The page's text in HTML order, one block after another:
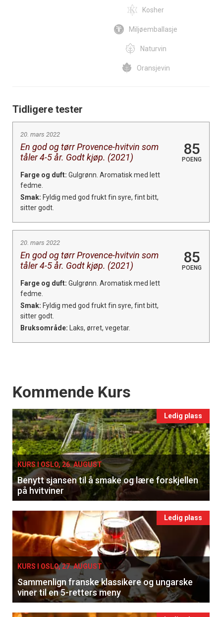
Kosher
Miljøemballasje
Naturvin
Oransjevin
Tidligere tester
20. mars 2022
En god og tørr Provence-hvitvin som
tåler 4-5 år. Godt kjøp. (2021)
85
POENG
Farge og duft: Gulgrønn. Aromatisk med lett
fedme.
Smak: Fyldig med god frukt fin syre, fint bitt,
sitter godt.
20. mars 2022
En god og tørr Provence-hvitvin som
tåler 4-5 år. Godt kjøp. (2021)
85
POENG
Farge og duft: Gulgrønn. Aromatisk med lett
fedme.
Smak: Fyldig med god frukt fin syre, fint bitt,
sitter godt.
Bruksområde: Laks, ørret, vegetar.
Events
Kommende Kurs
Ledig plass
KURS I OSLO, 26. AUGUST
Benytt sjansen til å smake og lære forskjellen
på hvitviner
Ledig plass
KURS I OSLO, 27. AUGUST
Sammenlign franske klassikere og ungarske
viner til en 5-retters meny